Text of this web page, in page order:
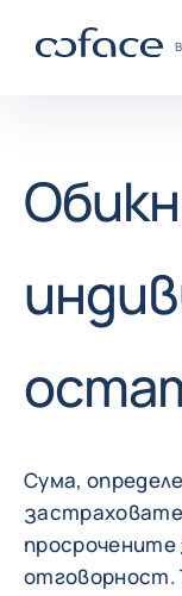
Обратно към
Сума,
отговорност.